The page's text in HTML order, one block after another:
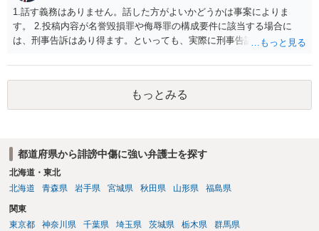
1.話す義務はありません。話した方がよいかどうかは事案によりま
す。 2.投稿内容が名誉毀損罪や侮辱罪の構成要件に該当する場合に
は、刑事告訴はあり得ます。といっても、実際に刑事告訴に動くかど
です。Googleは電話番号の開示請求もできることが多いので、少しで
も特定可能になるよう、複数ルートで開示請求が行われることが多い
です。さらにいえば、利用者からの口コミ投稿の場合、開示請求者は
ある程度対象者を特定できている（ただし証拠による裏付けか必要な
もっとみる
都道府県から誹謗中傷に強い弁護士を探す
北海道・東北
北海道
青森県 岩手県 宮城県 秋田県 山形県 福島県
関東
東京都
神奈川県 千葉県 埼玉県 茨城県 栃木県 群馬県